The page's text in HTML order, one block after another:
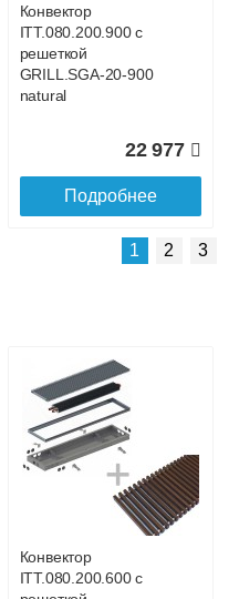
Подробнее о доставке
Конвектор
ITT.080.200.900 с
решеткой
GRILL.SGA-20-900
natural
22 977
Подробнее
Конвектор
ITT.080.200.4300 с
GRILL.SGA-20-
91 285
1 2 3
Конвектор
ITT.080.200.600 с